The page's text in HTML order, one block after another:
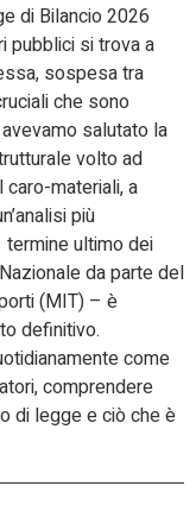
di Bilancio 2026
pubblici si trova a
sospesa tra
che sono
salutato la
volto ad
materiali, a
più
ultimo dei
da parte del
(MIT) – è
definitivo.
come
comprendere
di legge e ciò che è